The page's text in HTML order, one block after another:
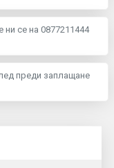
ни се на 0877211444
преди заплащане